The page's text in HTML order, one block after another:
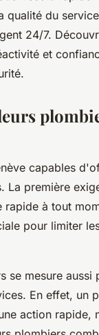
qualité du
24/7.
et
capables
La première
à tout
pour limiter
se mesure
En effet, un
action rapide,